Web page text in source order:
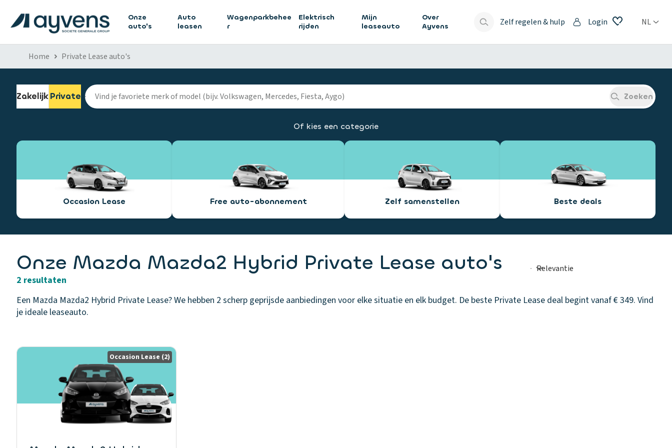
Onze
auto's
Auto
leasen
Wagenparkbehee
r
Elektrisch
rijden
Mijn
leaseauto
Over
Ayvens
Zelf regelen & hulp Login NL
Home Private Lease auto's
ZakelijkPrivate Zoeken
Of kies een categorie
Occasion Lease Free auto-abonnement Zelf samenstellen Beste deals
Onze Mazda Mazda2 Hybrid Private Lease auto's
2 resultaten
Een Mazda Mazda2 Hybrid Private Lease? We hebben 2 scherp geprijsde aanbiedingen voor elke situatie en elk budget. De beste Private Lease deal begint vanaf € 349. Vind
je ideale leaseauto.
Occasion Lease (2)